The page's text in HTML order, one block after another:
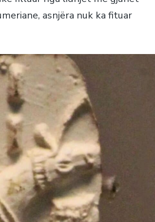
asnjëra nuk ka fituar